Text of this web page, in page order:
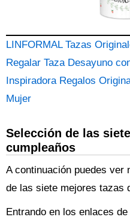
LINFORMAL Tazas
Regalar Taza Desayuno
Inspiradora Regalos
Mujer
Selección de las
cumpleaños
A continuación puedes ver
de las siete mejores tazas
Entrando en los enlaces